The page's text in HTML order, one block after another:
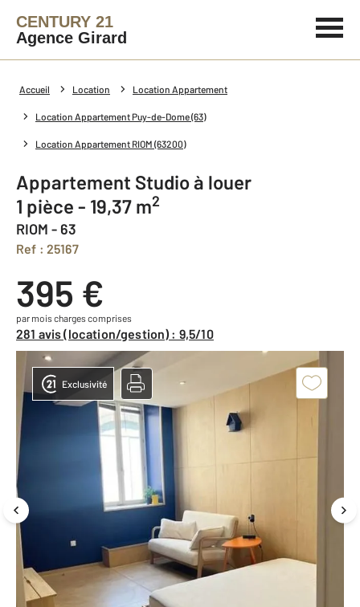
CENTURY 21
Agence Girard
Accueil Location Location Appartement
Location Appartement Puy-de-Dome (63)
Location Appartement RIOM (63200)
Appartement Studio à louer
1 pièce - 19,37 m2
RIOM - 63
Ref : 25167
395 €
par mois charges comprises
281 avis (location/gestion) : 9,5/10
Exclusivité